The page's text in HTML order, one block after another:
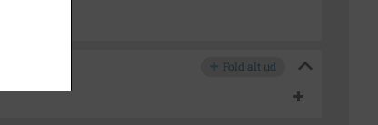
Fold alt ud